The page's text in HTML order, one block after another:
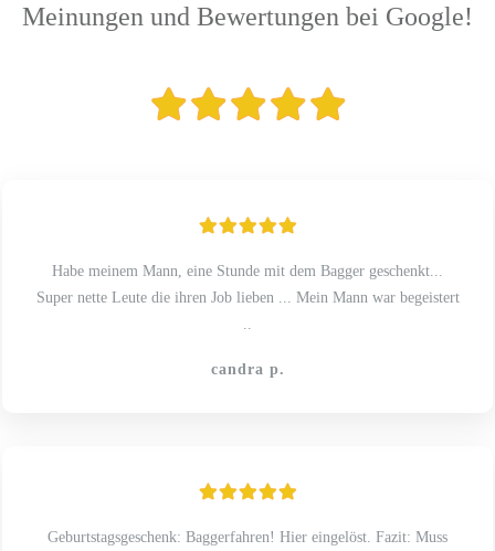
Meinungen und Bewertungen bei Google!
Habe meinem Mann, eine Stunde mit dem Bagger geschenkt...
Super nette Leute die ihren Job lieben ... Mein Mann war begeistert
candra p.
Geburtstagsgeschenk: Baggerfahren! Hier eingelöst. Fazit: Muss